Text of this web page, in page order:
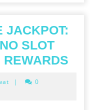
JACKPOT:
SLOT
|
0